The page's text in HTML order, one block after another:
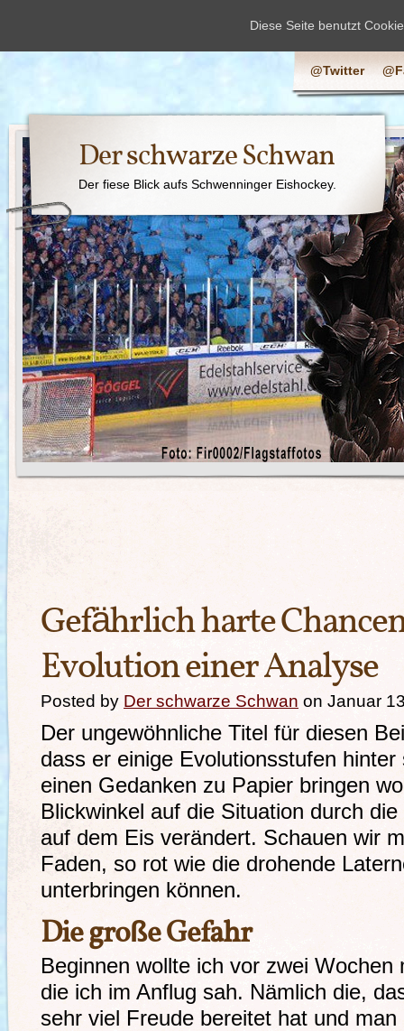
@Twitter
Der schwarze Schwan
Der fiese Blick aufs Schwenninger Eishockey.
Gefährlich harte
Evolution einer Analyse
Posted by Der schwarze Schwan on Januar
Der ungewöhnliche Titel für diesen
dass er einige Evolutionsstufen
einen Gedanken zu Papier bringen
Blickwinkel auf die Situation durch
auf dem Eis verändert. Schauen wir
Faden, so rot wie die drohende
unterbringen können.
Die große Gefahr
Beginnen wollte ich vor zwei
die ich im Anflug sah. Nämlich die,
sehr viel Freude bereitet hat und
Diese Seite benutzt